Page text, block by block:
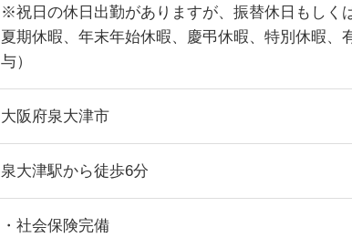
※祝日の休日出勤がありますが、振替休日もしく
夏期休暇、年末年始休暇、慶弔休暇、特別休暇、
与）
大阪府泉大津市
泉大津駅から徒歩6分
・社会保険完備